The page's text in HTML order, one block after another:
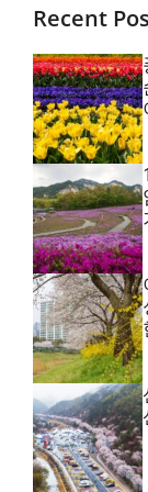
Recent